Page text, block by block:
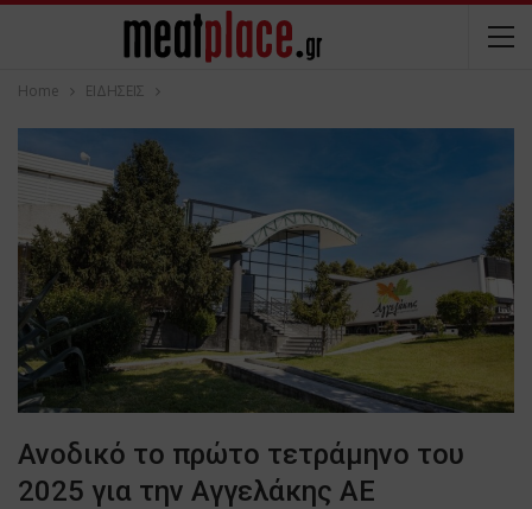
Home ΕΙΔΗΣΕΙΣ
Ανοδικό το πρώτο τετράμηνο του
2025 για την Αγγελάκης ΑΕ